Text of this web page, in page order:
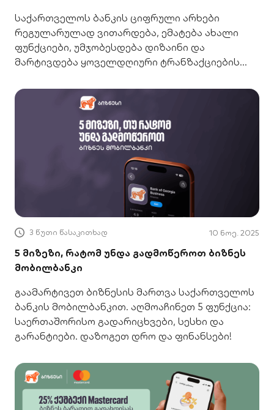
საქართველოს ბანკის ციფრული არხები
რეგულარულად ვითარდება, ემატება ახალი
ფუნქციები, უმჯობესდება დიზაინი და
მარტივდება ყოველდღიური ტრანზაქციების
ბიზნეს მობილბანკისა და ბიზნეს
ინტერნეტბანკის ბოლო სიახლეებზე
მოგიყვებით, რომლებიც თქვენს ბიზნესს
დააზოგინებს დროს და დაგეხმარებათ,
ფინანსური პროცესები ეფექტურად მართოთ.
დაფინანსება – უზრუნველყოფილი სხარტი
ბიზნეს სესხი ახლა უზრუნველყოფის
ფარგლებში უკვე შეგიძლიათ ბევრად უფრო
დიდი − ნახევარ
3 წუთი წასაკითხად 10 ნოე. 2025
5 მიზეზი, რატომ უნდა გადმოწეროთ ბიზნეს
მობილბანკი
გაამარტივეთ ბიზნესის მართვა საქართველოს
ბანკის მობილბანკით. აღმოაჩინეთ 5 ფუნქცია:
საერთაშორისო გადარიცხვები, სესხი და
გარანტიები. დაზოგეთ დრო და ფინანსები!